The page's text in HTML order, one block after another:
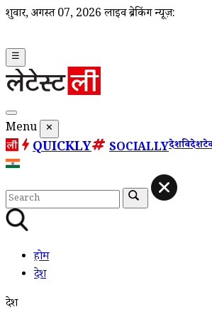
शुक्रवार, अगस्त 07, 2026 लाइव ब्रेकिंग न्यूज़:
☰
Menu ✕
QUICKLY SOCIALLYदेशविदेश
होम
देश
देश